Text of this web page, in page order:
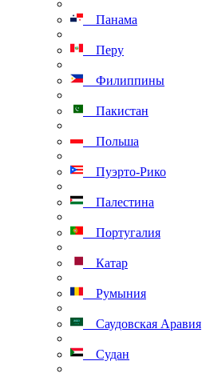
Панама
Перу
Филиппины
Пакистан
Польша
Пуэрто-Рико
Палестина
Португалия
Катар
Румыния
Саудовская Аравия
Судан